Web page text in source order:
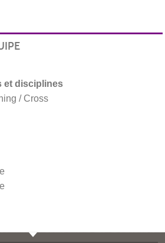
et disciplines
/ Cross